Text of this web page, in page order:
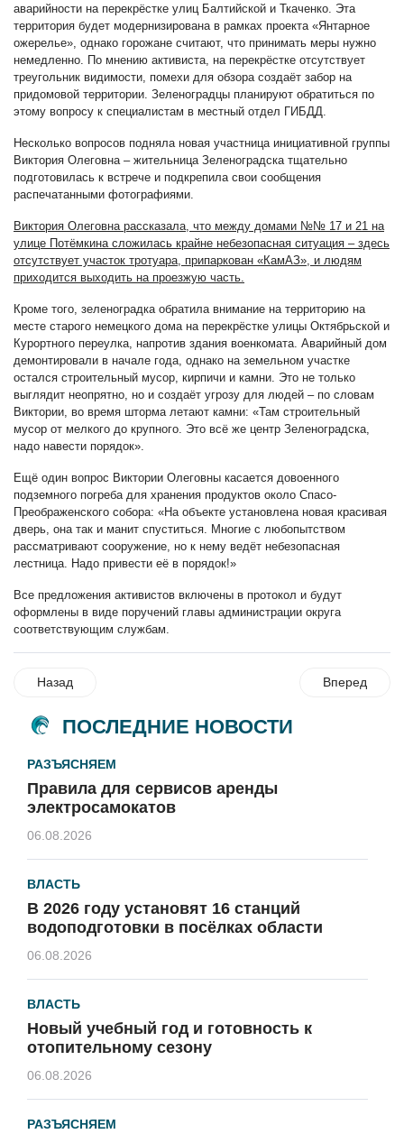
аварийности на перекрёстке улиц Балтийской и Ткаченко. Эта
территория будет модернизирована в рамках проекта «Янтарное
ожерелье», однако горожане считают, что принимать меры нужно
немедленно. По мнению активиста, на перекрёстке отсутствует
треугольник видимости, помехи для обзора создаёт забор на
придомовой территории. Зеленоградцы планируют обратиться по
этому вопросу к специалистам в местный отдел ГИБДД.
Несколько вопросов подняла новая участница инициативной группы
Виктория Олеговна – жительница Зеленоградска тщательно
подготовилась к встрече и подкрепила свои сообщения
распечатанными фотографиями.
Виктория Олеговна рассказала, что между домами №№ 17 и 21 на
улице Потёмкина сложилась крайне небезопасная ситуация – здесь
отсутствует участок тротуара, припаркован «КамАЗ», и людям
приходится выходить на проезжую часть.
Кроме того, зеленоградка обратила внимание на территорию на
месте старого немецкого дома на перекрёстке улицы Октябрьской и
Курортного переулка, напротив здания военкомата. Аварийный дом
демонтировали в начале года, однако на земельном участке
остался строительный мусор, кирпичи и камни. Это не только
выглядит неопрятно, но и создаёт угрозу для людей – по словам
Виктории, во время шторма летают камни: «Там строительный
мусор от мелкого до крупного. Это всё же центр Зеленоградска,
надо навести порядок».
Ещё один вопрос Виктории Олеговны касается довоенного
подземного погреба для хранения продуктов около Спасо-
Преображенского собора: «На объекте установлена новая красивая
дверь, она так и манит спуститься. Многие с любопытством
рассматривают сооружение, но к нему ведёт небезопасная
лестница. Надо привести её в порядок!»
Все предложения активистов включены в протокол и будут
оформлены в виде поручений главы администрации округа
соответствующим службам.
Назад Вперед
ПОСЛЕДНИЕ НОВОСТИ
РАЗЪЯСНЯЕМ
Правила для сервисов аренды
электросамокатов
06.08.2026
ВЛАСТЬ
В 2026 году установят 16 станций
водоподготовки в посёлках области
06.08.2026
ВЛАСТЬ
Новый учебный год и готовность к
отопительному сезону
06.08.2026
РАЗЪЯСНЯЕМ